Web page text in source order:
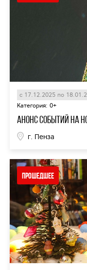
с 17.12.2025 по
Категория: 0+
Анонс событий на
г. Пенза
Прошедшее